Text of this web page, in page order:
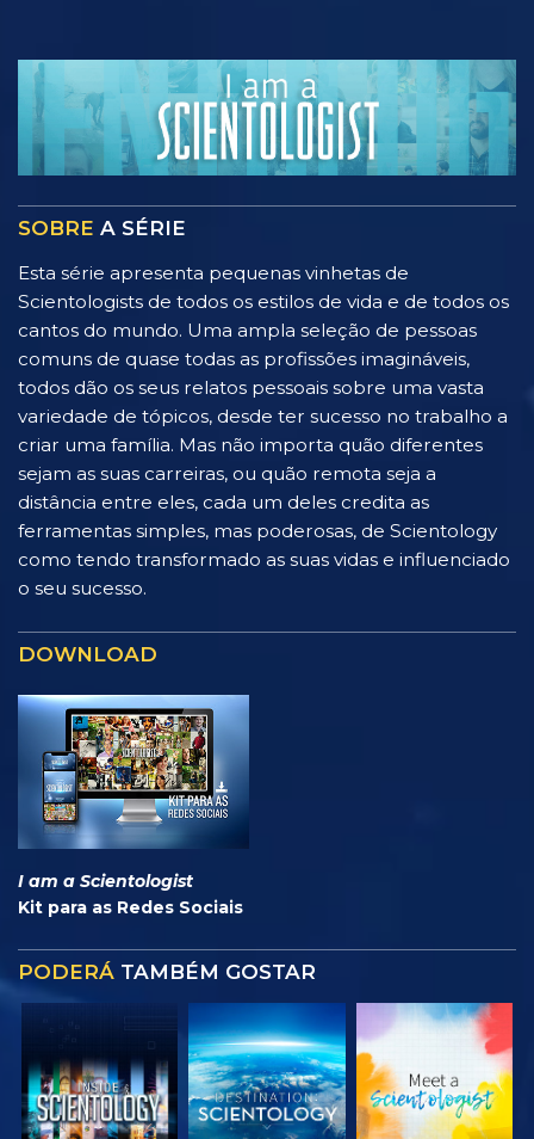
SOBRE A SÉRIE
Esta série apresenta pequenas vinhetas de
Scientologists de todos os estilos de vida e de todos os
cantos do mundo. Uma ampla seleção de pessoas
comuns de quase todas as profissões imagináveis,
todos dão os seus relatos pessoais sobre uma vasta
variedade de tópicos, desde ter sucesso no trabalho a
criar uma família. Mas não importa quão diferentes
sejam as suas carreiras, ou quão remota seja a
distância entre eles, cada um deles credita as
ferramentas simples, mas poderosas, de Scientology
como tendo transformado as suas vidas e influenciado
o seu sucesso.
DOWNLOAD
I am a Scientologist
Kit para as Redes Sociais
PODERÁ TAMBÉM GOSTAR